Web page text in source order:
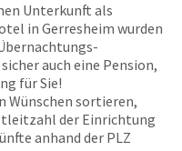
Unterkunft als
in Gerresheim wurden
auch eine Pension,
für Sie!
Wünschen sortieren,
der Einrichtung
anhand der PLZ